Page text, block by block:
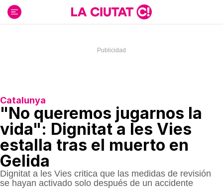
contenido
Catalunya
"No queremos jugarnos la
vida": Dignitat a les Vies
estalla tras el muerto en
Gelida
Dignitat a les Vies critica que las medidas de revisión
se hayan activado solo después de un accidente